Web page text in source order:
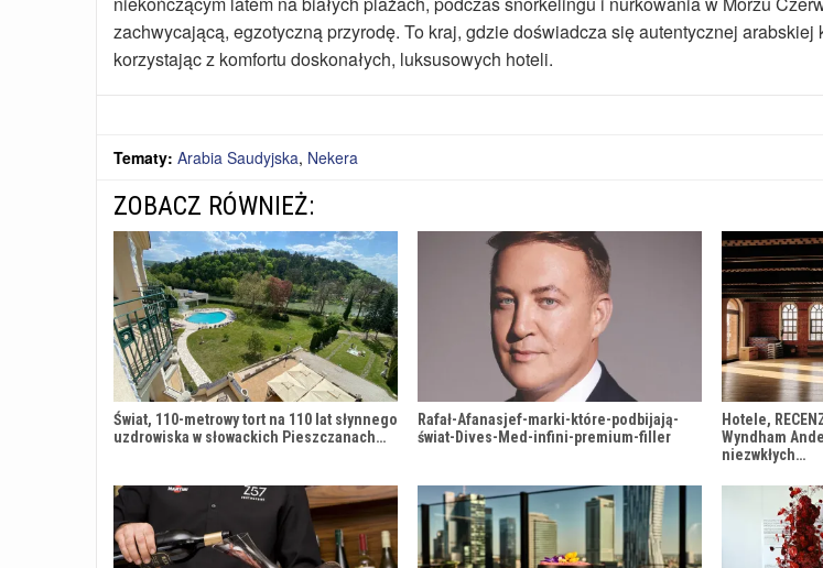
zachwycającą, egzotyczną przyrodę. To kraj, gdzie doświadcza się autentycznej arabskiej
korzystając z komfortu doskonałych, luksusowych hoteli.
Tematy: Arabia Saudyjska, Nekera
ZOBACZ RÓWNIEŻ:
Świat, 110-metrowy tort na 110 lat słynnego
uzdrowiska w słowackich Pieszczanach…
Rafał-Afanasjef-marki-które-podbijają-
świat-Dives-Med-infini-premium-filler
Hotele,
Wyndham
niezwkłych…